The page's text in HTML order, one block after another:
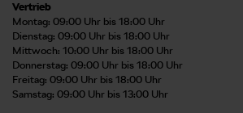
Vertrieb
Montag: 09:00 Uhr bis 18:00 Uhr
Dienstag: 09:00 Uhr bis 18:00 Uhr
Mittwoch: 10:00 Uhr bis 18:00 Uhr
Donnerstag: 09:00 Uhr bis 18:00 Uhr
Freitag: 09:00 Uhr bis 18:00 Uhr
Samstag: 09:00 Uhr bis 13:00 Uhr